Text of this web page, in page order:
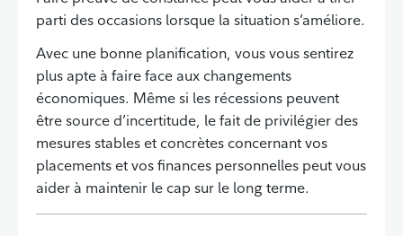
parti des occasions lorsque la situation s’améliore.
Avec une bonne planification, vous vous sentirez
plus apte à faire face aux changements
économiques. Même si les récessions peuvent
être source d’incertitude, le fait de privilégier des
mesures stables et concrètes concernant vos
placements et vos finances personnelles peut vous
aider à maintenir le cap sur le long terme.